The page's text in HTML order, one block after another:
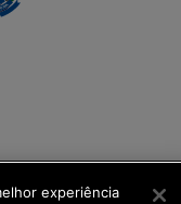
experiência